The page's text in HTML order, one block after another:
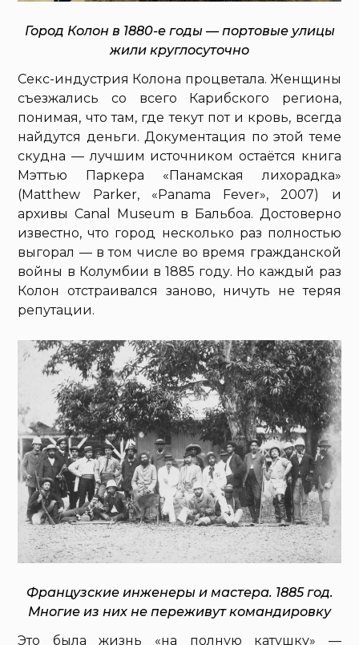
Город Колон в 1880-е годы — портовые улицы
жили круглосуточно
Секс-индустрия Колона процветала. Женщины
съезжались со всего Карибского региона,
понимая, что там, где текут пот и кровь, всегда
найдутся деньги. Документация по этой теме
скудна — лучшим источником остаётся книга
Мэттью Паркера «Панамская лихорадка»
(Matthew Parker, «Panama Fever», 2007) и
архивы Canal Museum в Бальбоа. Достоверно
известно, что город несколько раз полностью
выгорал — в том числе во время гражданской
войны в Колумбии в 1885 году. Но каждый раз
Колон отстраивался заново, ничуть не теряя
репутации.
Французские инженеры и мастера. 1885 год.
Многие из них не переживут командировку
Это была жизнь «на полную катушку» —